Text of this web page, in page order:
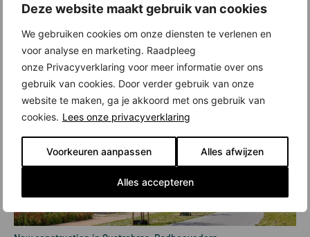
Deze website maakt gebruik van cookies
We gebruiken cookies om onze diensten te verlenen en
voor analyse en marketing. Raadpleeg
onze Privacyverklaring voor meer informatie over ons
gebruik van cookies. Door verder gebruik van onze
website te maken, ga je akkoord met ons gebruik van
cookies. Lees onze privacyverklaring
Voorkeuren aanpassen Alles afwijzen
Alles accepteren